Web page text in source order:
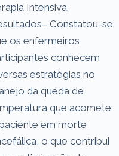
Intensiva.
Constatou-se
os enfermeiros
conhecem
estratégias no
da queda de
que acomete
em morte
o que contribui